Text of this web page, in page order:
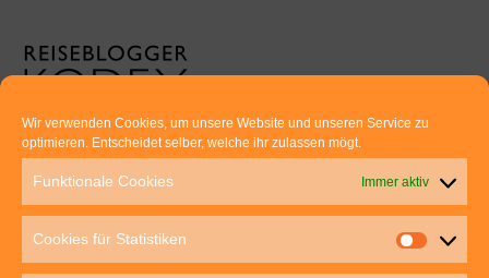
Wir verwenden Cookies, um unsere Website und unseren Service zu
optimieren. Entscheidet selber, welche ihr zulassen mögt.
Funktionale Cookies Immer aktiv
Cookies für Statistiken
Euer direkter Draht zu uns:
Thomas Rathay und Silke Rommel
70563 Stuttgart